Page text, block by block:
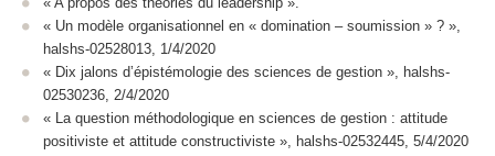
« Un modèle organisationnel en « domination – soumission » ? »,
halshs-02528013, 1/4/2020
« Dix jalons d’épistémologie des sciences de gestion », halshs-
02530236, 2/4/2020
« La question méthodologique en sciences de gestion : attitude
positiviste et attitude constructiviste », halshs-02532445, 5/4/2020